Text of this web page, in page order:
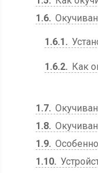
1.6
1.6.1
1.6.2 Как
1.7
1.8
1.9
1.10